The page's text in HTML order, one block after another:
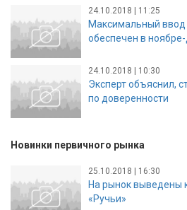
24.10.2018 | 11:25
Максимальный
обеспечен в
24.10.2018 | 10:30
Эксперт объяснил,
по доверенности
Новинки первичного рынка
25.10.2018 | 16:30
На рынок выведены
«Ручьи»